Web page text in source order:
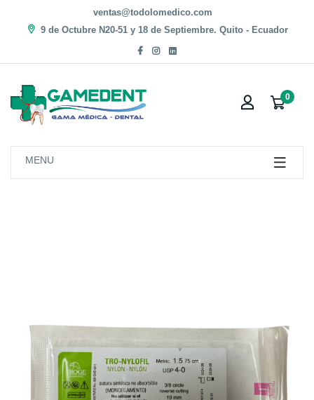
ventas@todolomedico.com
9 de Octubre N20-51 y 18 de Septiembre. Quito - Ecuador
0
MENU